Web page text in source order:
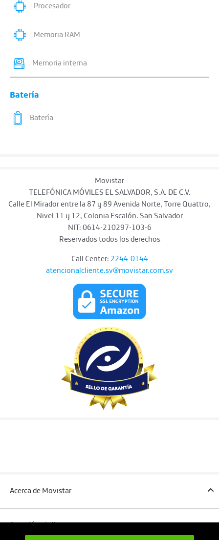
Procesador
Memoria RAM
Memoria interna
Batería
Batería
Movistar
TELEFÓNICA MÓVILES EL SALVADOR, S.A. DE C.V.
Calle El Mirador entre la 87 y 89 Avenida Norte, Torre Quattro,
Nivel 11 y 12, Colonia Escalón. San Salvador
NIT: 0614-210297-103-6
Reservados todos los derechos
Call Center: 2244-0144
atencionalcliente.sv@movistar.com.sv
Acerca de Movistar
Atención al cliente